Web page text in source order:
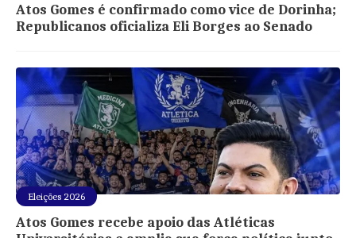
Atos Gomes é confirmado como vice de Dorinha;
Republicanos oficializa Eli Borges ao Senado
Eleições 2026
Atos Gomes recebe apoio das Atléticas